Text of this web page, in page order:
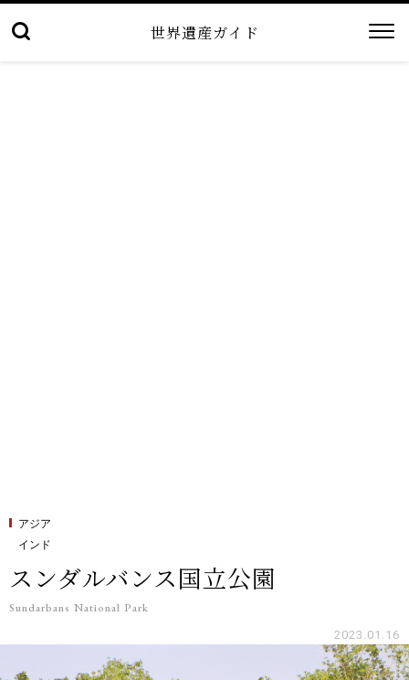
世界遺産ガイド
アジア
インド
スンダルバンス国立公園
Sundarbans National Park
2023.01.16